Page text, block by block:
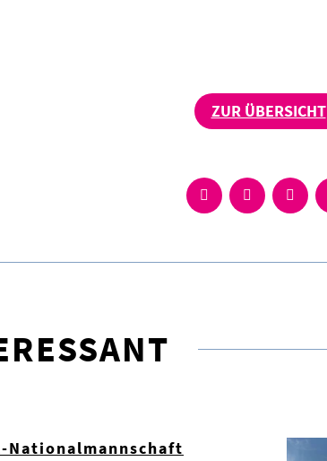
ZUR ÜBERSICHT
Nationalmannschaft